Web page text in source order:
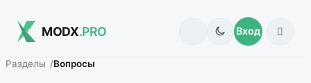
MODX.PRO Вход
Разделы Вопросы